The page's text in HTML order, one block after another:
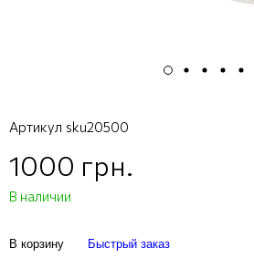
Артикул sku20500
1000 грн.
В наличии
В корзину Быстрый заказ